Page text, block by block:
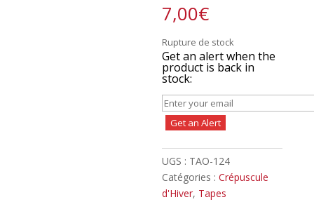
7,00€
Rupture de stock
Get an alert when the
product is back in
stock:
Get an Alert
UGS : TAO-124
Catégories :Crépuscule
d'Hiver, Tapes